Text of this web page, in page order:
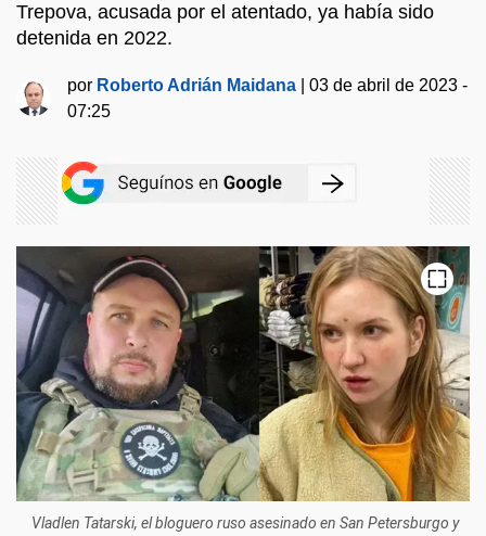
Trepova, acusada por el atentado, ya había sido
detenida en 2022.
por Roberto Adrián Maidana |03 de abril de 2023 -
07:25
Vladlen Tatarski, el bloguero ruso asesinado en San Petersburgo y